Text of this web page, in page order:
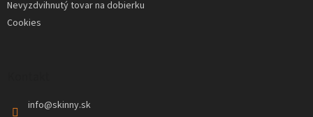
Nevyzdvihnutý tovar na dobierku
Cookies
info@skinny.sk